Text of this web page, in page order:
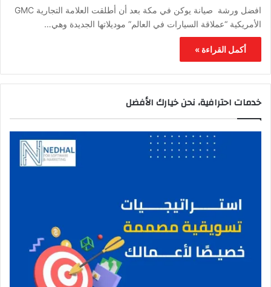
افضل ورشة صيانة يوكن في مكة بعد أن أطلقت العلامة التجارية GMC
الأمريكية “عملاقة السيارات في العالم” موديلاتها الجديدة وهي…
أكمل القراءة »
خدمات احترافية، نحن خيارك الأفضل